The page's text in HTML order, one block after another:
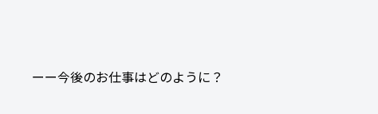
ーー今後のお仕事はどのように？